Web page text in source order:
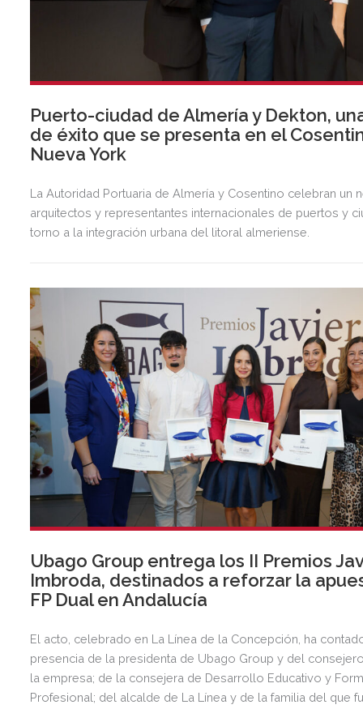
Puerto-ciudad de Almería y Dekton,
de éxito que se presenta en el
Nueva York
La Autoridad Portuaria de Almería y Cosentino celebran un
arquitectos y representantes internacionales de puertos y
torno a la integración urbana del litoral almeriense.
Ubago Group entrega los II Premios
Imbroda, destinados a reforzar la
FP Dual en Andalucía
El acto, celebrado en La Línea de la Concepción, ha
presencia de la presidenta de Ubago Group y del
la empresa; de la consejera de Desarrollo Educativo y
Profesional; del alcalde de La Línea y de la familia del que